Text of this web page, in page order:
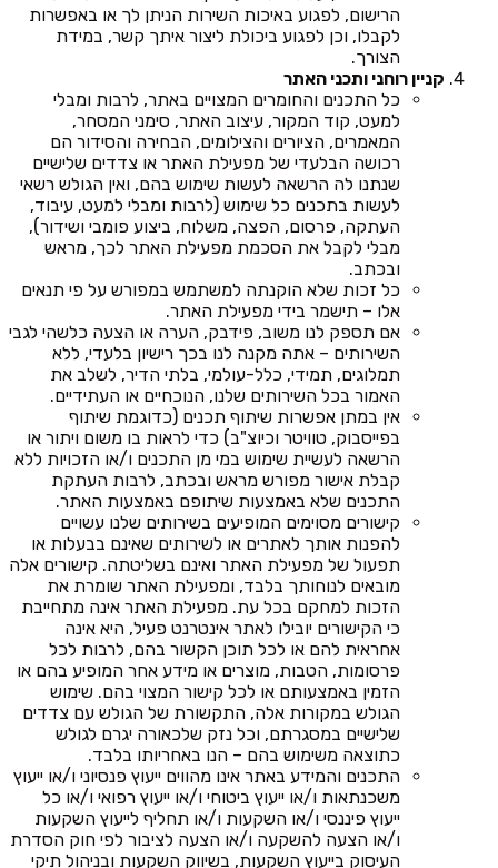
הרישום, לפגוע באיכות השירות הניתן לך או באפשרות
לקבלו, וכן לפגוע ביכולת ליצור איתך קשר, במידת
הצורך.
קניין רוחני ותכני האתר
כל התכנים והחומרים המצויים באתר, לרבות ומבלי
למעט, קוד המקור, עיצוב האתר, סימני המסחר,
המאמרים, הציורים והצילומים, הבחירה והסידור הם
רכושה הבלעדי של מפעילת האתר או צדדים שלישיים
שנתנו לה הרשאה לעשות שימוש בהם, ואין הגולש רשאי
לעשות בתכנים כל שימוש (לרבות ומבלי למעט, עיבוד,
העתקה, פרסום, הפצה, משלוח, ביצוע פומבי ושידור),
מבלי לקבל את הסכמת מפעילת האתר לכך, מראש
ובכתב.
כל זכות שלא הוקנתה למשתמש במפורש על פי תנאים
אלו – תישמר בידי מפעילת האתר.
אם תספק לנו משוב, פידבק, הערה או הצעה כלשהי לגבי
השירותים – אתה מקנה לנו בכך רישיון בלעדי, ללא
תמלוגים, תמידי, כלל-עולמי, בלתי הדיר, לשלב את
האמור בכל השירותים שלנו, הנוכחיים או העתידיים.
אין במתן אפשרות שיתוף תכנים (כדוגמת שיתוף
בפייסבוק, טוויטר וכיוצ"ב) כדי לראות בו משום ויתור או
הרשאה לעשיית שימוש במי מן התכנים ו/או הזכויות ללא
קבלת אישור מפורש מראש ובכתב, לרבות העתקת
התכנים שלא באמצעות שיתופם באמצעות האתר.
קישורים מסוימים המופיעים בשירותים שלנו עשויים
להפנות אותך לאתרים או לשירותים שאינם בבעלות או
תפעול של מפעילת האתר ואינם בשליטתה. קישורים אלה
מובאים לנוחותך בלבד, ומפעילת האתר שומרת את
הזכות למחקם בכל עת. מפעילת האתר אינה מתחייבת
כי הקישורים יובילו לאתר אינטרנט פעיל, היא אינה
אחראית להם או לכל תוכן הקשור בהם, לרבות לכל
פרסומות, הטבות, מוצרים או מידע אחר המופיע בהם או
הזמין באמצעותם או לכל קישור המצוי בהם. שימוש
הגולש במקורות אלה, התקשורת של הגולש עם צדדים
שלישיים במסגרתם, וכל נזק שלכאורה יגרם לגולש
כתוצאה משימוש בהם – הנו באחריותו בלבד.
התכנים והמידע באתר אינו מהווים ייעוץ פנסיוני ו/או ייעוץ
משכנתאות ו/או ייעוץ ביטוחי ו/או ייעוץ רפואי ו/או כל
ייעוץ פיננסי ו/או השקעות ו/או תחליף לייעוץ השקעות
ו/או הצעה להשקעה ו/או הצעה לציבור לפי חוק הסדרת
העיסוק בייעוץ השקעות, בשיווק השקעות ובניהול תיקי